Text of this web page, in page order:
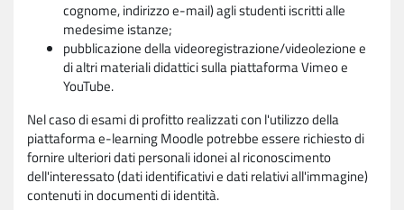
cognome, indirizzo e-mail) agli studenti iscritti alle
medesime istanze;
pubblicazione della videoregistrazione/videolezione e
di altri materiali didattici sulla piattaforma Vimeo e
YouTube.
Nel caso di esami di profitto realizzati con l'utilizzo della
piattaforma e-learning Moodle potrebbe essere richiesto di
fornire ulteriori dati personali idonei al riconoscimento
dell'interessato (dati identificativi e dati relativi all'immagine)
contenuti in documenti di identità.